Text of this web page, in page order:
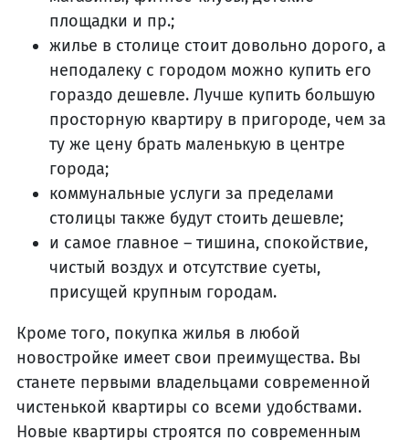
площадки и пр.;
жилье в столице стоит довольно дорого, а
неподалеку с городом можно купить его
гораздо дешевле. Лучше купить большую
просторную квартиру в пригороде, чем за
ту же цену брать маленькую в центре
города;
коммунальные услуги за пределами
столицы также будут стоить дешевле;
и самое главное – тишина, спокойствие,
чистый воздух и отсутствие суеты,
присущей крупным городам.
Кроме того, покупка жилья в любой
новостройке имеет свои преимущества. Вы
станете первыми владельцами современной
чистенькой квартиры со всеми удобствами.
Новые квартиры строятся по современным